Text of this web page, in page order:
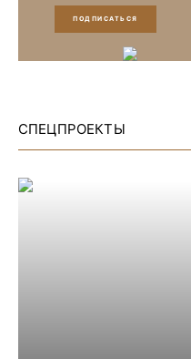
ПОДПИСАТЬСЯ
СПЕЦПРОЕКТЫ